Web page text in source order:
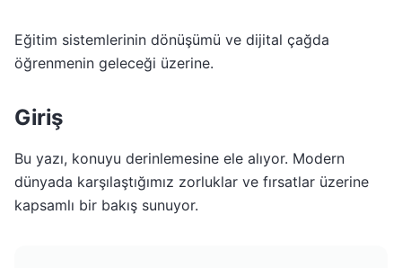
Eğitim sistemlerinin dönüşümü ve dijital çağda
öğrenmenin geleceği üzerine.
Giriş
Bu yazı, konuyu derinlemesine ele alıyor. Modern
dünyada karşılaştığımız zorluklar ve fırsatlar üzerine
kapsamlı bir bakış sunuyor.